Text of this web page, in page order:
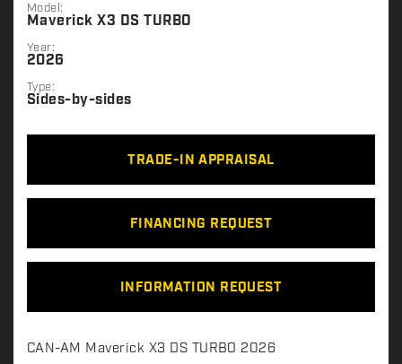
Model:
Maverick X3 DS TURBO
Year:
2026
Type:
Sides-by-sides
TRADE-IN APPRAISAL
FINANCING REQUEST
INFORMATION REQUEST
D
CAN-AM Maverick X3 DS TURBO 2026